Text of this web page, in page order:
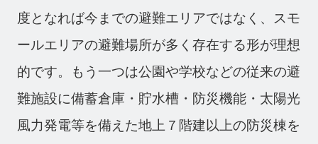
度となれば今までの避難エリアではなく、スモ
ールエリアの避難場所が多く存在する形が理想
的です。もう一つは公園や学校などの従来の避
難施設に備蓄倉庫・貯水槽・防災機能・太陽光
風力発電等を備えた地上７階建以上の防災棟を